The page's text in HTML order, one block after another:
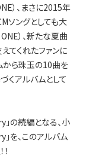
）、まさに2015年
ソングとしても大
）、新たな夏曲
てくれたファンに
から珠玉の10曲を
くアルバムとして
の続編となる、小
を、このアルバム